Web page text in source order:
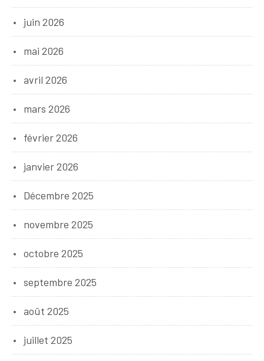
juin 2026
mai 2026
avril 2026
mars 2026
février 2026
janvier 2026
Décembre 2025
novembre 2025
octobre 2025
septembre 2025
août 2025
juillet 2025